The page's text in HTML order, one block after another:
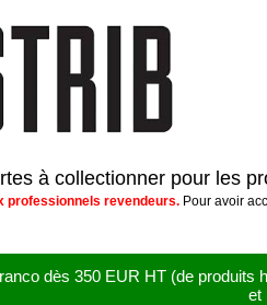
à collectionner pour les
professionnels revendeurs. Pour avoir
dès 350 EUR HT (de
et